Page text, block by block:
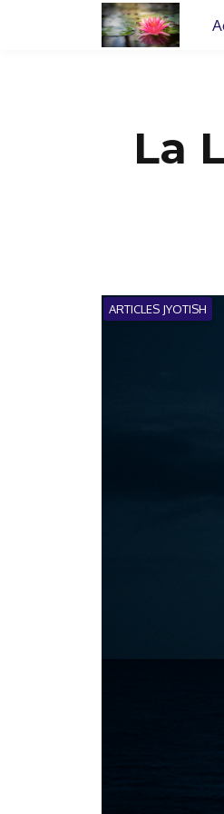
La
ARTICLES JYOTISH